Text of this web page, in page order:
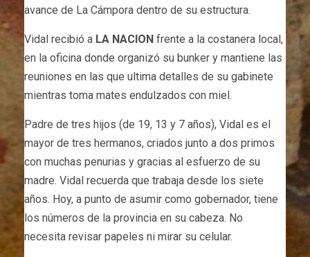
avance de La Cámpora dentro de su estructura.
Vidal recibió a LA NACION frente a la costanera local,
en la oficina donde organizó su bunker y mantiene las
reuniones en las que ultima detalles de su gabinete
mientras toma mates endulzados con miel.
Padre de tres hijos (de 19, 13 y 7 años), Vidal es el
mayor de tres hermanos, criados junto a dos primos
con muchas penurias y gracias al esfuerzo de su
madre. Vidal recuerda que trabaja desde los siete
años. Hoy, a punto de asumir como gobernador, tiene
los números de la provincia en su cabeza. No
necesita revisar papeles ni mirar su celular.